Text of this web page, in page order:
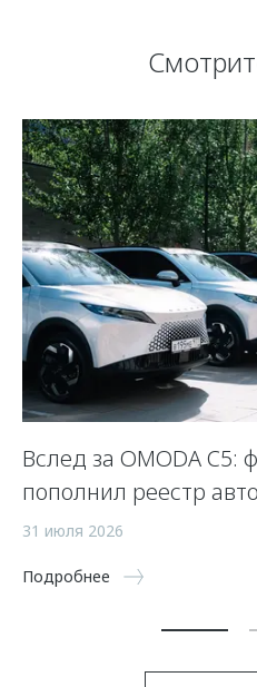
Вслед за OMODA C5:
пополнил реестр
31 июля 2026
Подробнее